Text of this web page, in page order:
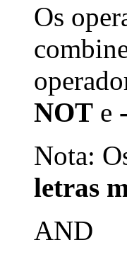
Os
NOT e -
Nota:
letras
AND